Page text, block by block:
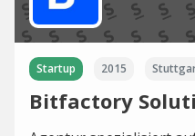
Startup 2015
Bitfactory